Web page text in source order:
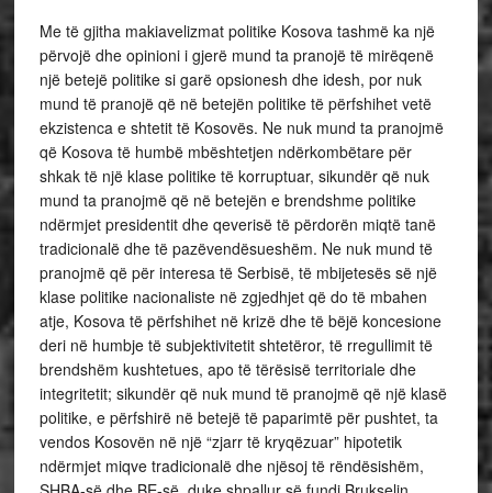
Me të gjitha makiavelizmat politike Kosova tashmë ka një
përvojë dhe opinioni i gjerë mund ta pranojë të mirëqenë
një betejë politike si garë opsionesh dhe idesh, por nuk
mund të pranojë që në betejën politike të përfshihet vetë
ekzistenca e shtetit të Kosovës. Ne nuk mund ta pranojmë
që Kosova të humbë mbështetjen ndërkombëtare për
shkak të një klase politike të korruptuar, sikundër që nuk
mund ta pranojmë që në betejën e brendshme politike
ndërmjet presidentit dhe qeverisë të përdorën miqtë tanë
tradicionalë dhe të pazëvendësueshëm. Ne nuk mund të
pranojmë që për interesa të Serbisë, të mbijetesës së një
klase politike nacionaliste në zgjedhjet që do të mbahen
atje, Kosova të përfshihet në krizë dhe të bëjë koncesione
deri në humbje të subjektivitetit shtetëror, të rregullimit të
brendshëm kushtetues, apo të tërësisë territoriale dhe
integritetit; sikundër që nuk mund të pranojmë që një klasë
politike, e përfshirë në betejë të paparimtë për pushtet, ta
vendos Kosovën në një “zjarr të kryqëzuar” hipotetik
ndërmjet miqve tradicionalë dhe njësoj të rëndësishëm,